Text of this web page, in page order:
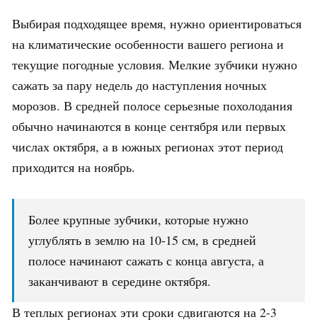
Выбирая подходящее время, нужно ориентироваться
на климатические особенности вашего региона и
текущие погодные условия. Мелкие зубчики нужно
сажать за пару недель до наступления ночных
морозов. В средней полосе серьезные похолодания
обычно начинаются в конце сентября или первых
числах октября, а в южных регионах этот период
приходится на ноябрь.
Более крупные зубчики, которые нужно
углублять в землю на 10-15 см, в средней
полосе начинают сажать с конца августа, а
заканчивают в середине октября.
В теплых регионах эти сроки сдвигаются на 2-3